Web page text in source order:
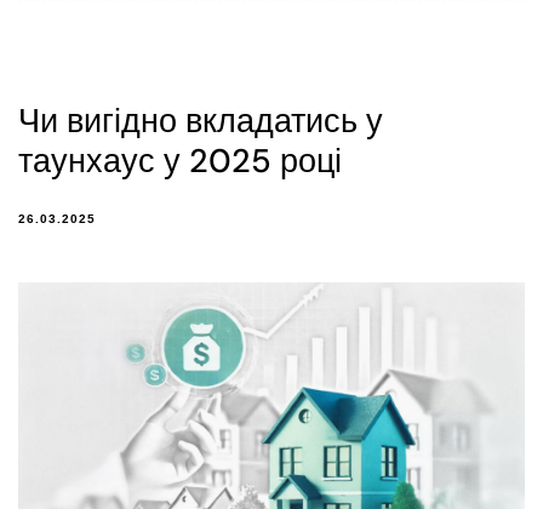
Чи вигідно вкладатись у
таунхаус у 2025 році
26.03.2025